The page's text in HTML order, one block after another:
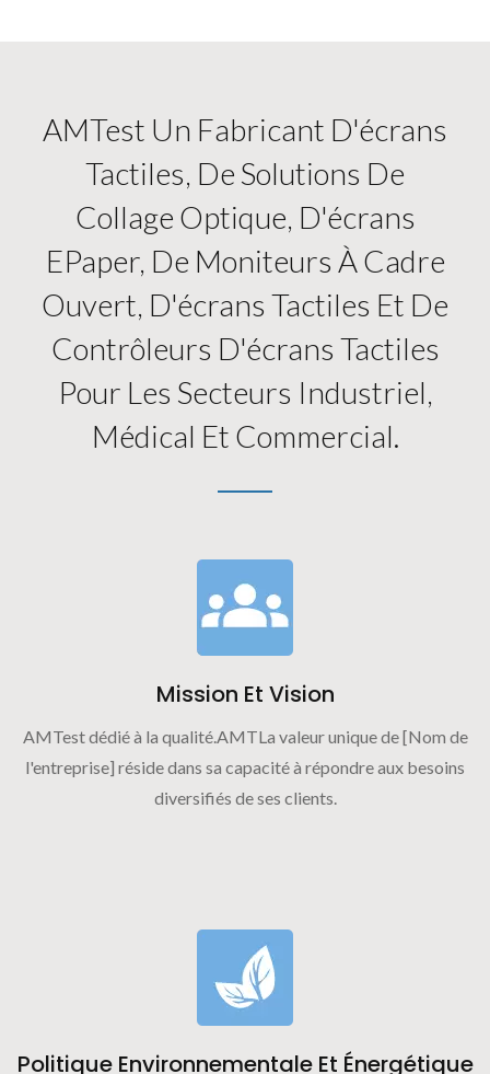
AMTest Un Fabricant D'écrans
Tactiles, De Solutions De
Collage Optique, D'écrans
EPaper, De Moniteurs À Cadre
Ouvert, D'écrans Tactiles Et De
Contrôleurs D'écrans Tactiles
Pour Les Secteurs Industriel,
Médical Et Commercial.
Mission Et Vision
AMTest dédié à la qualité.AMTLa valeur unique de [Nom de
l'entreprise] réside dans sa capacité à répondre aux besoins
diversifiés de ses clients.
Politique Environnementale Et Énergétique